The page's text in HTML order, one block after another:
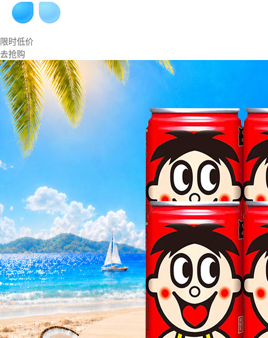
限时低价
去抢购